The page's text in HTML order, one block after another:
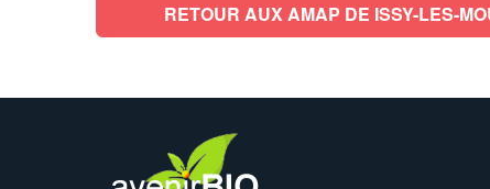
RETOUR AUX AMAP DE ISSY-LES-